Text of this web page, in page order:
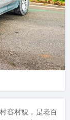
容村貌，是老百